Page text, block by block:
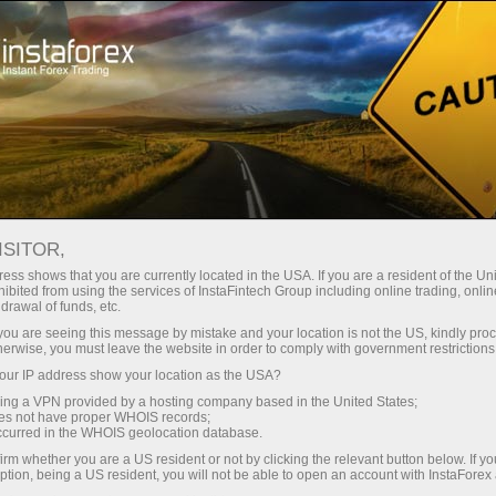
انسٹا فاریکس کے ساتھ، آپ
حاصل کرتے ہیں: 1:5000 تک کا فائدہ،
مارکیٹ میں کچھ بہترین اسپریڈز اور
کمیشنز، اور ٹریڈنگ اسٹاک اور انڈیکس
کے لیے فائدہ مند حالات۔
مختصر
30% بونس
ہر ڈیپازٹ پر
رفتار
تجارت اور ہائی ویز پر
shows that you are currently located in the USA. If you are a resident of the
from using the services of InstaFintech Group including online trading,
of funds, etc.
are seeing this message by mistake and your location is not the US, kindly
you must leave the website in order to comply with government
IP address show your location as the USA?
a VPN provided by a hosting company based in the United States;
not have proper WHOIS records;
in the WHOIS geolocation database.
whether you are a US resident or not by clicking the relevant button below. If
being a US resident, you will not be able to open an account with InstaForex